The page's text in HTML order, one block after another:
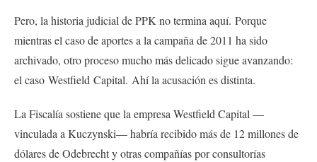
Pero, la historia judicial de PPK no termina aquí. Porque
mientras el caso de aportes a la campaña de 2011 ha sido
archivado, otro proceso mucho más delicado sigue avanzando:
el caso Westfield Capital. Ahí la acusación es distinta.
La Fiscalía sostiene que la empresa Westfield Capital —
vinculada a Kuczynski— habría recibido más de 12 millones de
dólares de Odebrecht y otras compañías por consultorías